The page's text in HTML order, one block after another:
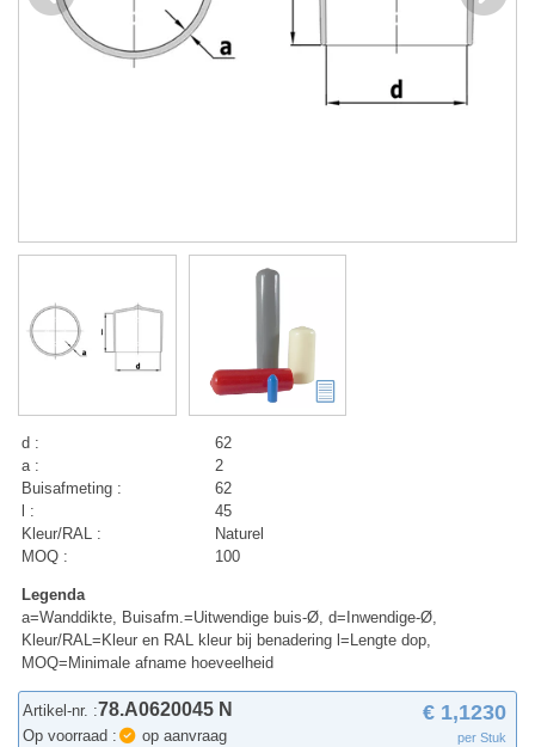
d :
62
a :
2
Buisafmeting :
62
l :
45
Kleur/RAL :
Naturel
MOQ :
100
Legenda
a=Wanddikte, Buisafm.=Uitwendige buis-Ø, d=Inwendige-Ø,
Kleur/RAL=Kleur en RAL kleur bij benadering l=Lengte dop,
MOQ=Minimale afname hoeveelheid
Artikel-nr. :78.A0620045 N
Op voorraad :
op aanvraag
€ 1,1230
per Stuk